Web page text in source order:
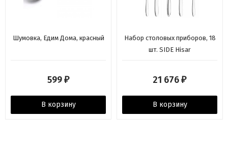
Шумовка, Едим Дома, красный
599 ₽
В корзину
Набор столовых приборов, 18
шт. SIDE Hisar
21 676 ₽
В корзину